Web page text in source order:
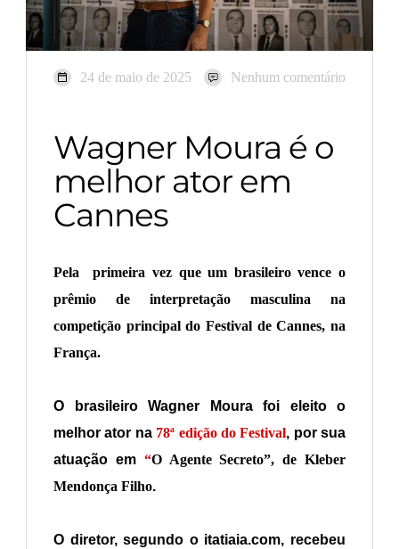
24 de maio de 2025 Nenhum comentário
Wagner Moura é o
melhor ator em
Cannes
Pela primeira vez que um brasileiro vence o
prêmio de interpretação masculina na
competição principal do Festival de Cannes, na
França.
O brasileiro Wagner Moura foi eleito o
melhor ator na78ª edição do Festival, por sua
atuação em “O Agente Secreto”, de Kleber
Mendonça Filho.
O diretor, segundo o itatiaia.com, recebeu